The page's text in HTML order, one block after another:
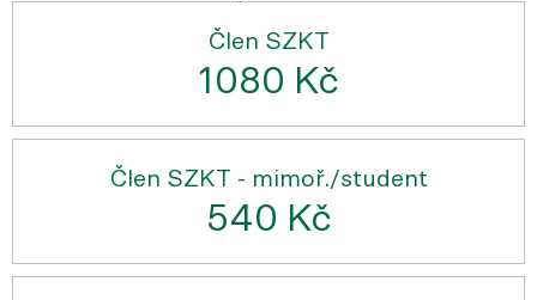
Člen SZKT
1080 Kč
Člen SZKT - mimoř./student
540 Kč